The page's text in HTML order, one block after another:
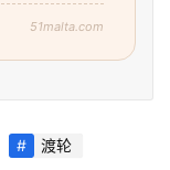
51malta.com
渡轮